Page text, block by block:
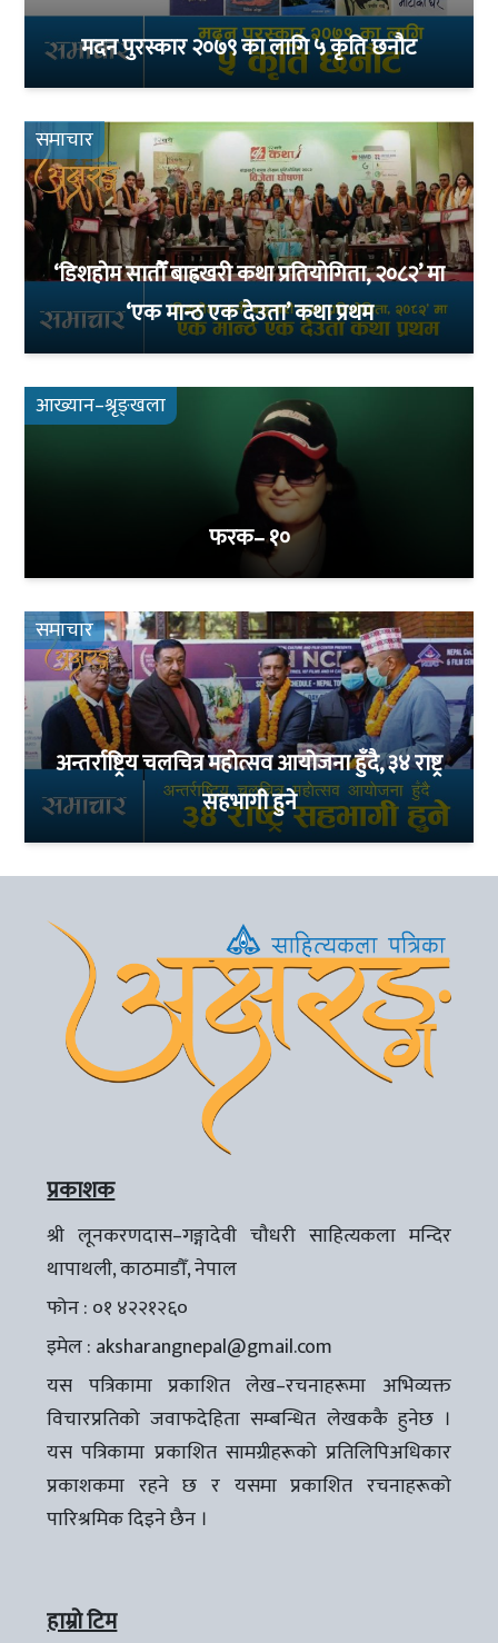
मदन पुरस्कार २०७९ का लागि ५ कृति छनौट
समाचार
‘डिशहोम सातौँ बाह्रखरी कथा प्रतियोगिता, २०८२’ मा
‘एक मान्ठ एक देउता’ कथा प्रथम
आख्यान–श्रृङ्खला
फरक– १०
समाचार
अन्तर्राष्ट्रिय चलचित्र महोत्सव आयोजना हुँदै, ३४ राष्ट्र
सहभागी हुने
प्रकाशक
श्री लूनकरणदास–गङ्गादेवी चौधरी साहित्यकला मन्दिर
थापाथली, काठमाडौँ, नेपाल
फोन : ०१ ४२२१२६०
इमेल : aksharangnepal@gmail.com
यस पत्रिकामा प्रकाशित लेख–रचनाहरूमा अभिव्यक्त
विचारप्रतिको जवाफदेहिता सम्बन्धित लेखककै हुनेछ ।
यस पत्रिकामा प्रकाशित सामग्रीहरूको प्रतिलिपिअधिकार
प्रकाशकमा रहने छ र यसमा प्रकाशित रचनाहरूको
पारिश्रमिक दिइने छैन ।
हाम्रो टिम